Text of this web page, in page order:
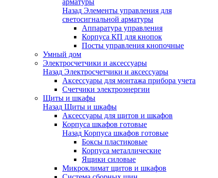
арматуры
Назад Элементы управления для
светосигнальной арматуры
Аппаратура управления
Корпуса КП для кнопок
Посты управления кнопочные
Умный дом
Электросчетчики и аксессуары
Назад Электросчетчики и аксессуары
Аксессуары для монтажа прибора учета
Счетчики электроэнергии
Щиты и шкафы
Назад Щиты и шкафы
Аксессуары для щитов и шкафов
Корпуса шкафов готовые
Назад Корпуса шкафов готовые
Боксы пластиковые
Корпуса металлические
Ящики силовые
Микроклимат щитов и шкафов